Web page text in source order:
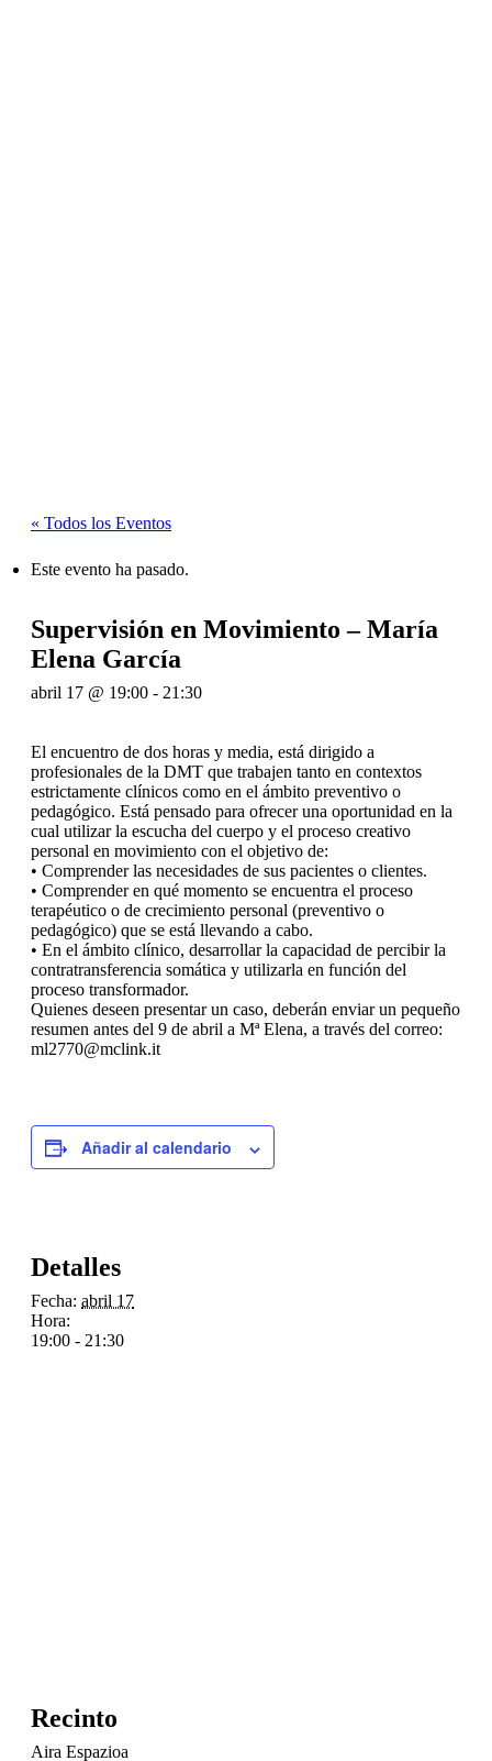
« Todos los Eventos
Este evento ha pasado.
Supervisión en Movimiento – María
Elena García
abril 17 @ 19:00 - 21:30
El encuentro de dos horas y media, está dirigido a
profesionales de la DMT que trabajen tanto en contextos
estrictamente clínicos como en el ámbito preventivo o
pedagógico. Está pensado para ofrecer una oportunidad en la
cual utilizar la escucha del cuerpo y el proceso creativo
personal en movimiento con el objetivo de:
• Comprender las necesidades de sus pacientes o clientes.
• Comprender en qué momento se encuentra el proceso
terapéutico o de crecimiento personal (preventivo o
pedagógico) que se está llevando a cabo.
• En el ámbito clínico, desarrollar la capacidad de percibir la
contratransferencia somática y utilizarla en función del
proceso transformador.
Quienes deseen presentar un caso, deberán enviar un pequeño
resumen antes del 9 de abril a Mª Elena, a través del correo:
ml2770@mclink.it
Añadir al calendario
Detalles
Fecha: abril 17
Hora:
19:00 - 21:30
Recinto
Aira Espazioa